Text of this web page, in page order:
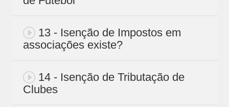
13 - Isenção de Impostos em
associações existe?
14 - Isenção de Tributação de
Clubes